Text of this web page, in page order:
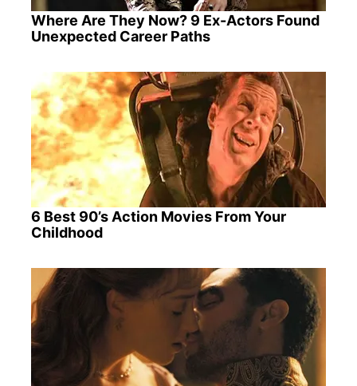
Where Are They Now? 9 Ex-Actors Found
Unexpected Career Paths
6 Best 90’s Action Movies From Your
Childhood